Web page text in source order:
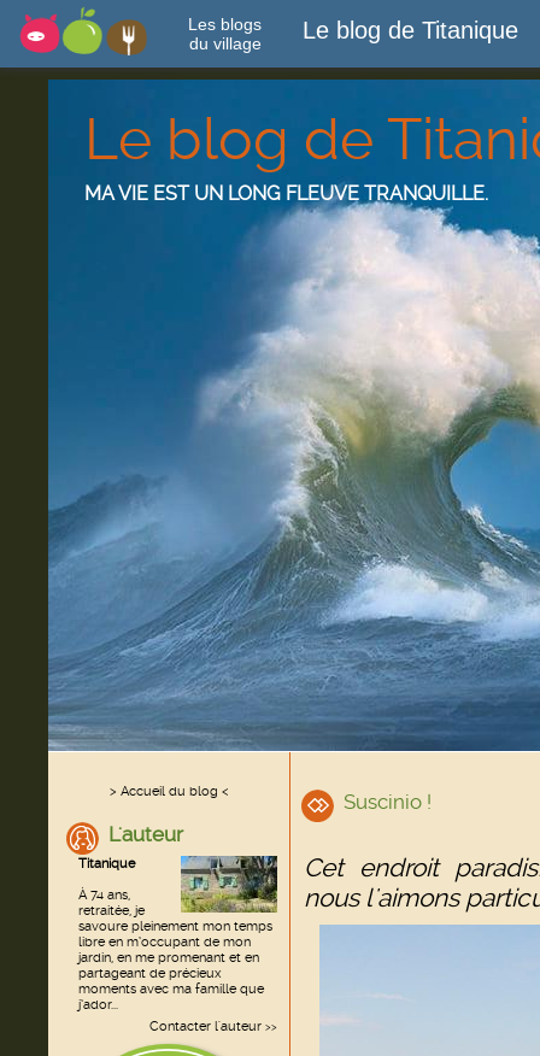
Les blogs
du village
Le blog de Titanique
Le blog de
MA VIE EST UN LONG FLEUVE TRANQUILLE.
> Accueil du blog <
L'auteur
Titanique
À 74 ans,
retraitée, je
savoure pleinement mon temps
libre en m’occupant de mon
jardin, en me promenant et en
partageant de précieux
moments avec ma famille que
j’ador...
Contacter l'auteur >>
Suscinio !
Cet endroit
nous l'aimons